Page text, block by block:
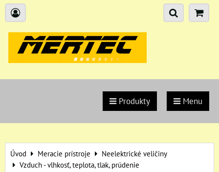
Produkty Menu
Úvod Meracie prístroje
Neelektrické veličiny
Vzduch - vlhkosť, teplota, tlak, prúdenie